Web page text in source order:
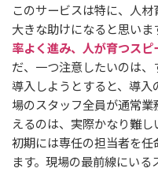
このサービスは特に、人
大きな助けになると思いま
率よく進み、人が育つス
だ、一つ注意したいのは
導入しようとすると、導
場のスタッフ全員が通常
えるのは、実際かなり難
初期には専任の担当者を
ます。現場の最前線にい